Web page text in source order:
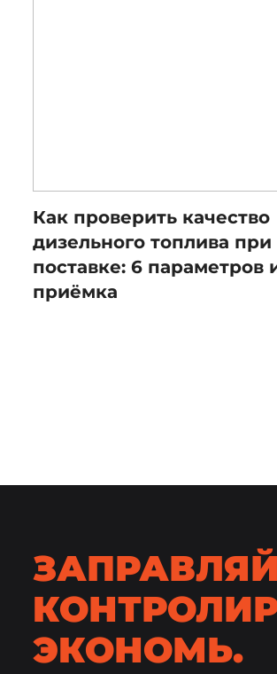
Как проверить качество
дизельного топлива при
поставке: 6 параметров
приёмка
ЭКОНОМЬ.